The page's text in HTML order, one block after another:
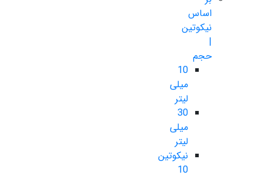
اساس
نیکوتین
|
حجم
10
میلی
لیتر
30
میلی
لیتر
نیکوتین
10